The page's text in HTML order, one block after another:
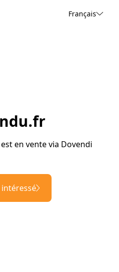
Français
en vente via Dovendi
intéressé